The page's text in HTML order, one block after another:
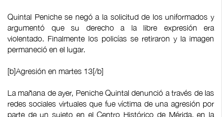
Quintal Peniche se negó a la solicitud de los uniformados y
argumentó que su derecho a la libre expresión era
violentado. Finalmente los policías se retiraron y la imagen
permaneció en el lugar.
[b]Agresión en martes 13[/b]
La mañana de ayer, Peniche Quintal denunció a través de las
redes sociales virtuales que fue víctima de una agresión por
parte de un sujeto en el Centro Histórico de Mérida, en la